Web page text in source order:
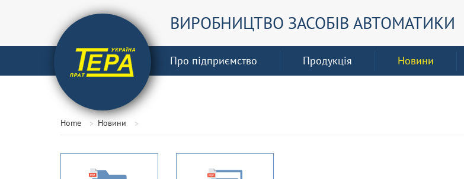
ВИРОБНИЦТВО ЗАСОБІВ АВТОМАТИКИ
Про підприємство Продукція Новини
Home Новини